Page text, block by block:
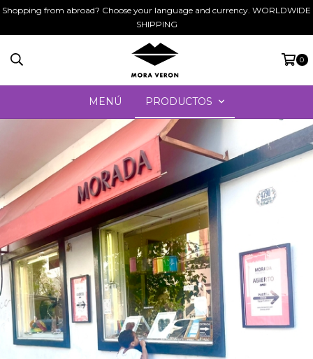
Shopping from abroad? Choose your language and currency. WORLDWIDE
SHIPPING
0
MENÚ PRODUCTOS